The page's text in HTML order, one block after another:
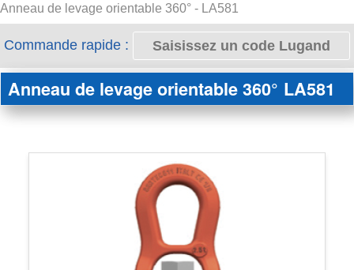
Anneau de levage orientable 360° - LA581
Commande rapide :
Anneau de levage orientable 360° LA581